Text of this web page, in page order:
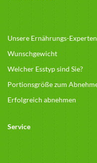
Unsere Ernährungs-Experten
Wunschgewicht
Welcher Esstyp sind Sie?
Portionsgröße zum
Erfolgreich abnehmen
Service